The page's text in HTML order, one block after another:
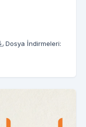
Dosya İndirmeleri: